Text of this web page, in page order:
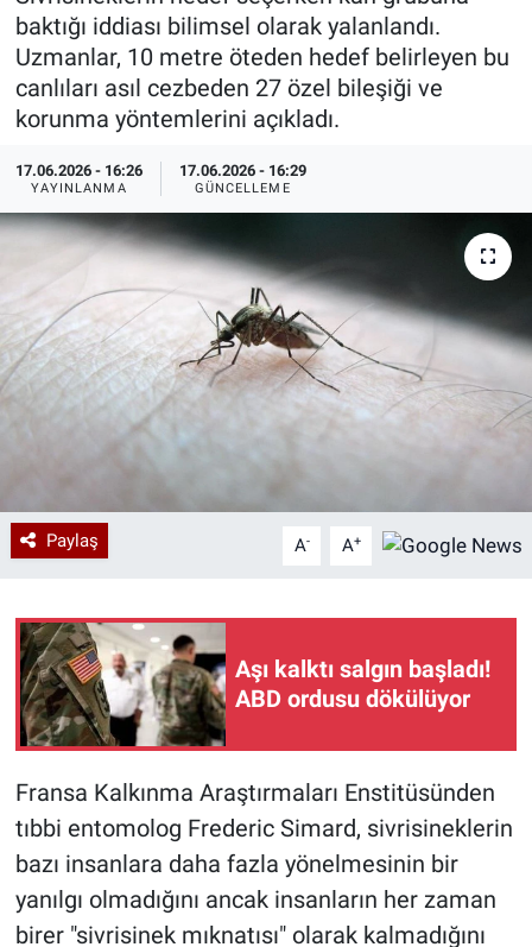
baktığı iddiası bilimsel olarak yalanlandı.
Uzmanlar, 10 metre öteden hedef belirleyen bu
canlıları asıl cezbeden 27 özel bileşiği ve
korunma yöntemlerini açıkladı.
17.06.2026 - 16:26
YAYINLANMA
17.06.2026 - 16:29
GÜNCELLEME
Paylaş A- A+
Aşı kalktı salgın başladı!
ABD ordusu dökülüyor
Fransa Kalkınma Araştırmaları Enstitüsünden
tıbbi entomolog Frederic Simard, sivrisineklerin
bazı insanlara daha fazla yönelmesinin bir
yanılgı olmadığını ancak insanların her zaman
birer "sivrisinek mıknatısı" olarak kalmadığını
Özel Haberler
Yazarlar
Dünya
Medya
Özel Haberler
Kadın
Erişim Bilgileri
Sağlık
Teknoloji
Ramazan
Haber Arşivi